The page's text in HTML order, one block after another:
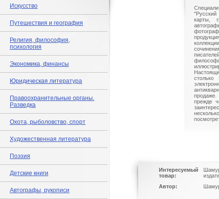
Искусство
Путешествия и география
Религия, философия,
психология
Экономика, финансы
Юридическая литература
Правоохранительные органы.
Разведка
Охота, рыболовство, спорт
Художественная литература
Поэзия
Детские книги
Автографы, рукописи
"Русский
карты,
столько
прежде
Интересуемый
товар:
Автор: